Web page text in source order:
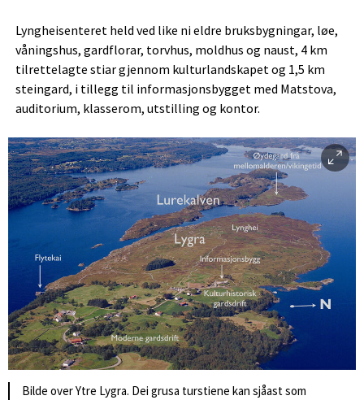
Lyngheisenteret held ved like ni eldre bruksbygningar, løe,
våningshus, gardflorar, torvhus, moldhus og naust, 4 km
tilrettelagte stiar gjennom kulturlandskapet og 1,5 km
steingard, i tillegg til informasjonsbygget med Matstova,
auditorium, klasserom, utstilling og kontor.
Bilde over Ytre Lygra. Dei grusa turstiene kan sjåast som